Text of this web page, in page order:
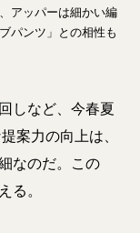
アッパーは細かい編
パンツ」との相性も
しなど、今春夏
案力の向上は、
なのだ。この
る。